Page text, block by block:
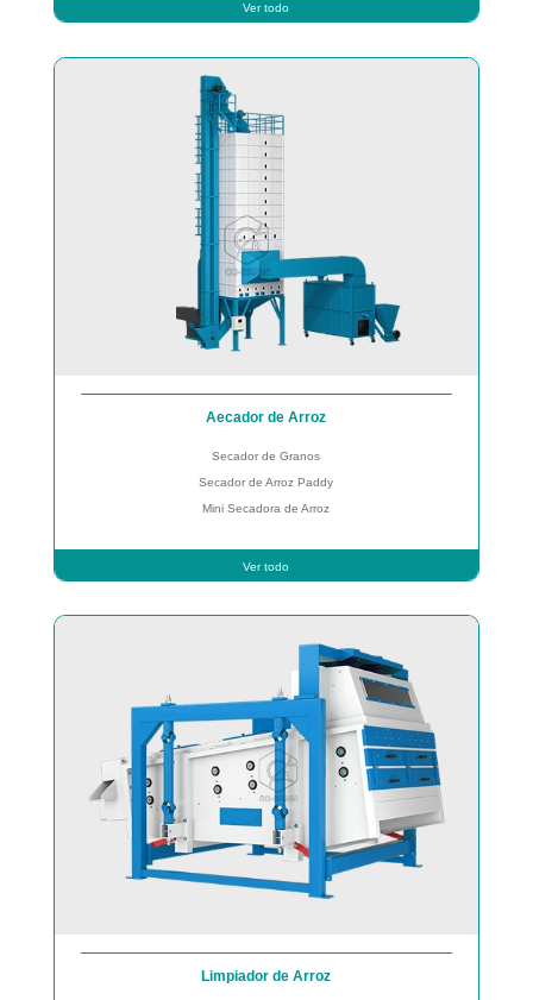
Ver todo
Aecador de Arroz
Secador de Granos
Secador de Arroz Paddy
Mini Secadora de Arroz
Ver todo
Limpiador de Arroz